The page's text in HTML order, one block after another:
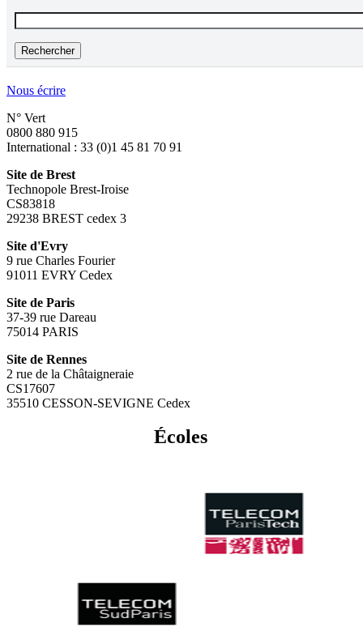
Nous écrire
N° Vert
0800 880 915
International : 33 (0)1 45 81 70 91
Site de Brest
Technopole Brest-Iroise
CS83818
29238 BREST cedex 3
Site d'Evry
9 rue Charles Fourier
91011 EVRY Cedex
Site de Paris
37-39 rue Dareau
75014 PARIS
Site de Rennes
2 rue de la Châtaigneraie
CS17607
35510 CESSON-SEVIGNE Cedex
Écoles